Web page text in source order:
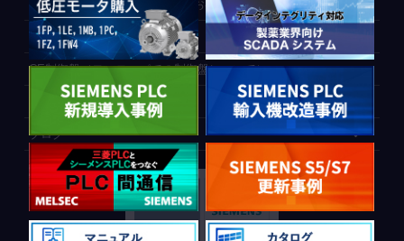
自動化設備をご検討されているお客様へ
WEB会員登録フォーム
CE制御盤（ヨーロッパでの制御盤について）
PLC間通信
ブログ